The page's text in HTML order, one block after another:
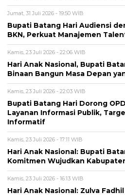
Jumat, 31 Juli 2026 - 19:50 WIB
Bupati Batang Hari Audiensi
BKN, Perkuat Manajemen
Kamis, 23 Juli 2026 - 22:06 WIB
Hari Anak Nasional, Bupati
Binaan Bangun Masa Depan
Kamis, 23 Juli 2026 - 22:03 WIB
Bupati Batang Hari Dorong
Layanan Informasi Publik,
Informatif
Kamis, 23 Juli 2026 - 17:11 WIB
Hari Anak Nasional: Bupati
Komitmen Wujudkan
Kamis, 23 Juli 2026 - 16:13 WIB
Hari Anak Nasional: Zulva